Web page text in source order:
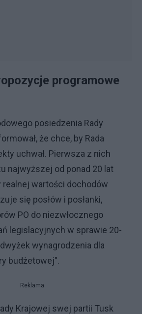
programowe
posiedzenia Rady
że chce, by Rada
uchwał. Pierwsza z nich
najwyższej od ponad 20 lat
realnej wartości dochodów
się posłów i posłanki,
PO do niezwłocznego
legislacyjnych w sprawie 20-
wynagrodzenia dla
budżetowej".
Reklama
Krajowej swej partii Tusk